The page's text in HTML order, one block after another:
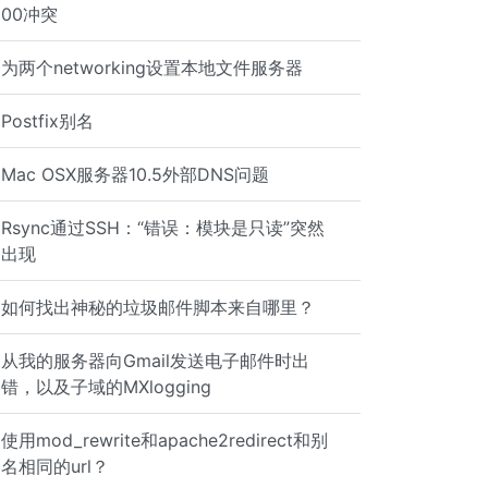
00冲突
为两个networking设置本地文件服务器
Postfix别名
Mac OSX服务器10.5外部DNS问题
Rsync通过SSH：“错误：模块是只读”突然
出现
如何找出神秘的垃圾邮件脚本来自哪里？
从我的服务器向Gmail发送电子邮件时出
错，以及子域的MXlogging
使用mod_rewrite和apache2redirect和别
名相同的url？